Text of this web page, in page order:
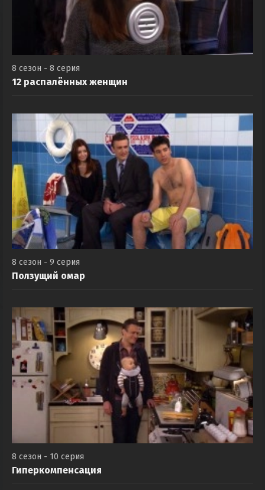
8 сезон - 8 серия
12 распалённых женщин
8 сезон - 9 серия
Ползущий омар
8 сезон - 10 серия
Гиперкомпенсация